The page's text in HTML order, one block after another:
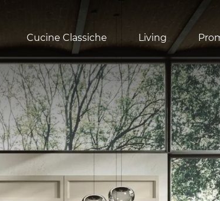
Cucine Classiche Living